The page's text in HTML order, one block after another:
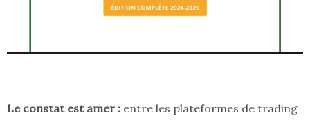
Le constat est amer : entre les plateformes de trading